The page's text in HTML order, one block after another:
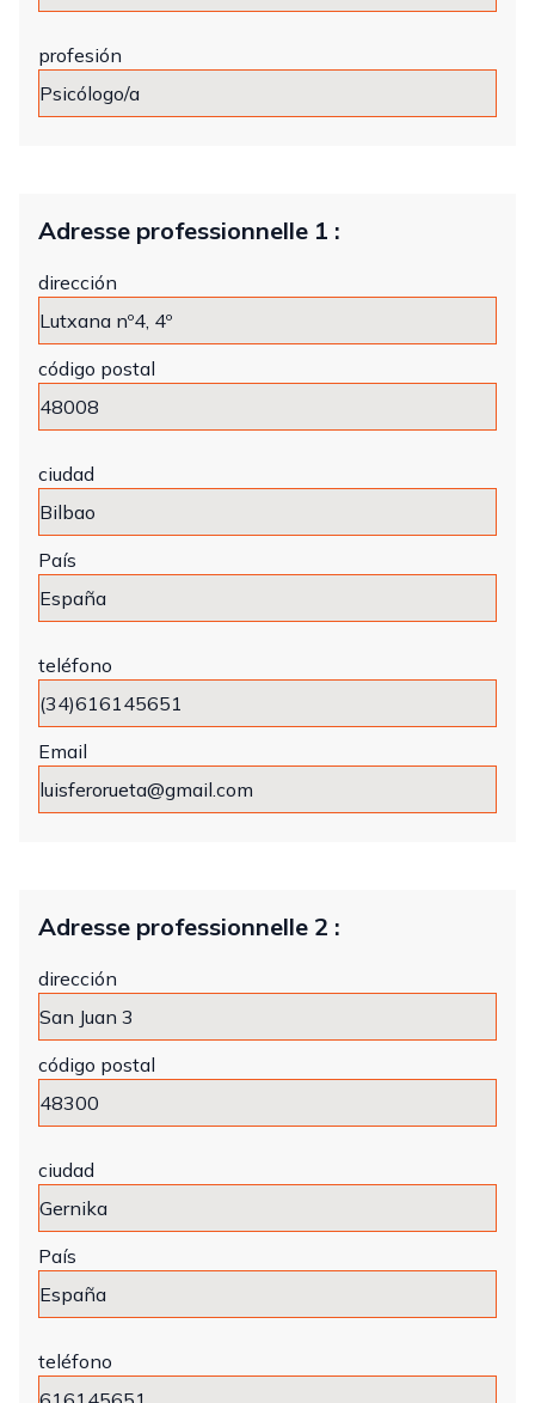
profesión
Adresse professionnelle 1 :
dirección
código postal
ciudad
País
teléfono
Email
Adresse professionnelle 2 :
dirección
código postal
ciudad
País
teléfono